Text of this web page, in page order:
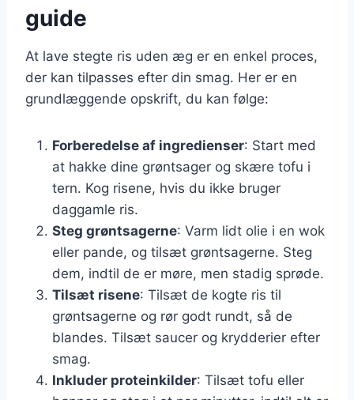
guide
At lave stegte ris uden æg er en enkel proces,
der kan tilpasses efter din smag. Her er en
grundlæggende opskrift, du kan følge:
Forberedelse af ingredienser: Start med
at hakke dine grøntsager og skære tofu i
tern. Kog risene, hvis du ikke bruger
daggamle ris.
Steg grøntsagerne: Varm lidt olie i en wok
eller pande, og tilsæt grøntsagerne. Steg
dem, indtil de er møre, men stadig sprøde.
Tilsæt risene: Tilsæt de kogte ris til
grøntsagerne og rør godt rundt, så de
blandes. Tilsæt saucer og krydderier efter
smag.
Inkluder proteinkilder: Tilsæt tofu eller